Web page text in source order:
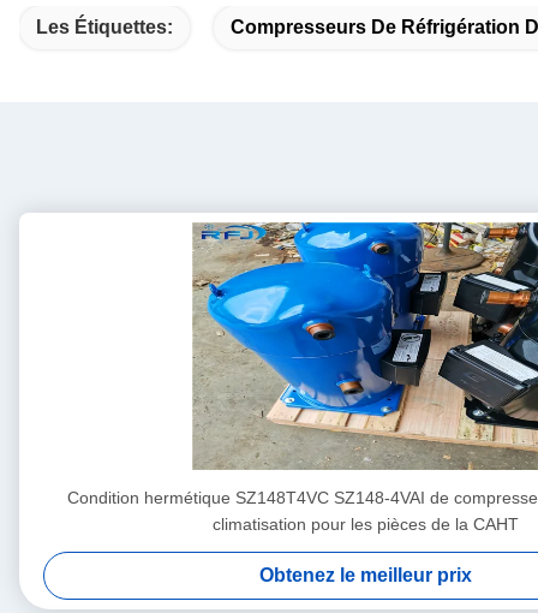
Les Étiquettes: Compresseurs De Réfrigération
Condition hermétique SZ148T4VC SZ148-4VAI de
climatisation pour les pièces de la CAHT
Obtenez le meilleur prix